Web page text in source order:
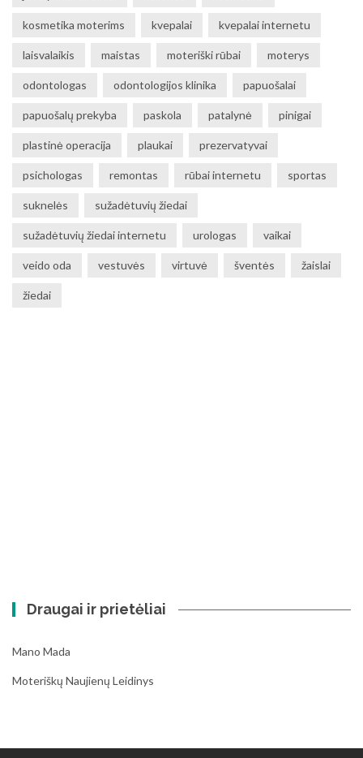
kosmetika moterims kvepalai kvepalai internetu
laisvalaikis maistas moteriški rūbai moterys
odontologas odontologijos klinika papuošalai
papuošalų prekyba paskola patalynė pinigai
plastinė operacija plaukai prezervatyvai
psichologas remontas rūbai internetu sportas
suknelės sužadėtuvių žiedai
sužadėtuvių žiedai internetu urologas vaikai
veido oda vestuvės virtuvė šventės žaislai
žiedai
Draugai ir prietėliai
Mano Mada
Moteriškų Naujienų Leidinys